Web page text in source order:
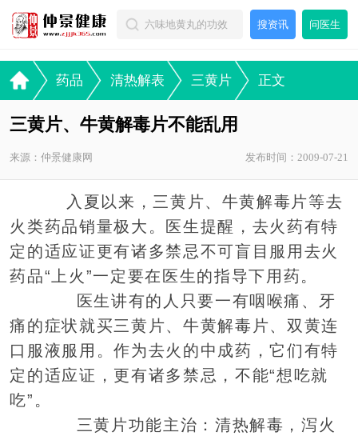
搜资讯 问医生
药品 清热解表 三黄片 正文
三黄片、牛黄解毒片不能乱用
来源：仲景健康网 发布时间：2009-07-21
入夏以来，三黄片、牛黄解毒片等去
火类药品销量极大。医生提醒，去火药有特
定的适应证更有诸多禁忌不可盲目服用去火
药品“上火”一定要在医生的指导下用药。
医生讲有的人只要一有咽喉痛、牙
痛的症状就买三黄片、牛黄解毒片、双黄连
口服液服用。作为去火的中成药，它们有特
定的适应证，更有诸多禁忌，不能“想吃就
吃”。
三黄片功能主治：清热解毒，泻火